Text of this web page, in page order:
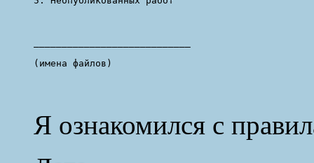
(имена файлов)
Я ознакомился с